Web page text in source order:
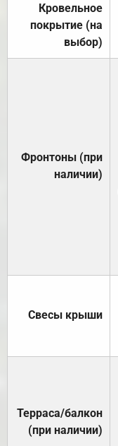
Кровельное
покрытие (на
выбор)
Фронтоны (при
наличии)
Свесы крыши
Терраса/балкон
(при наличии)